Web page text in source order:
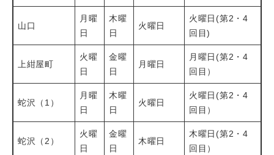
山口
月曜
日
木曜
日
火曜日
火曜日(第2・4
回目)
上紺屋町
火曜
日
金曜
日
月曜日
月曜日(第2・4
回目）
蛇沢（1）
月曜
日
木曜
日
火曜日
火曜日(第2・4
回目）
蛇沢（2）
火曜
日
金曜
日
木曜日
木曜日(第2・4
回目）